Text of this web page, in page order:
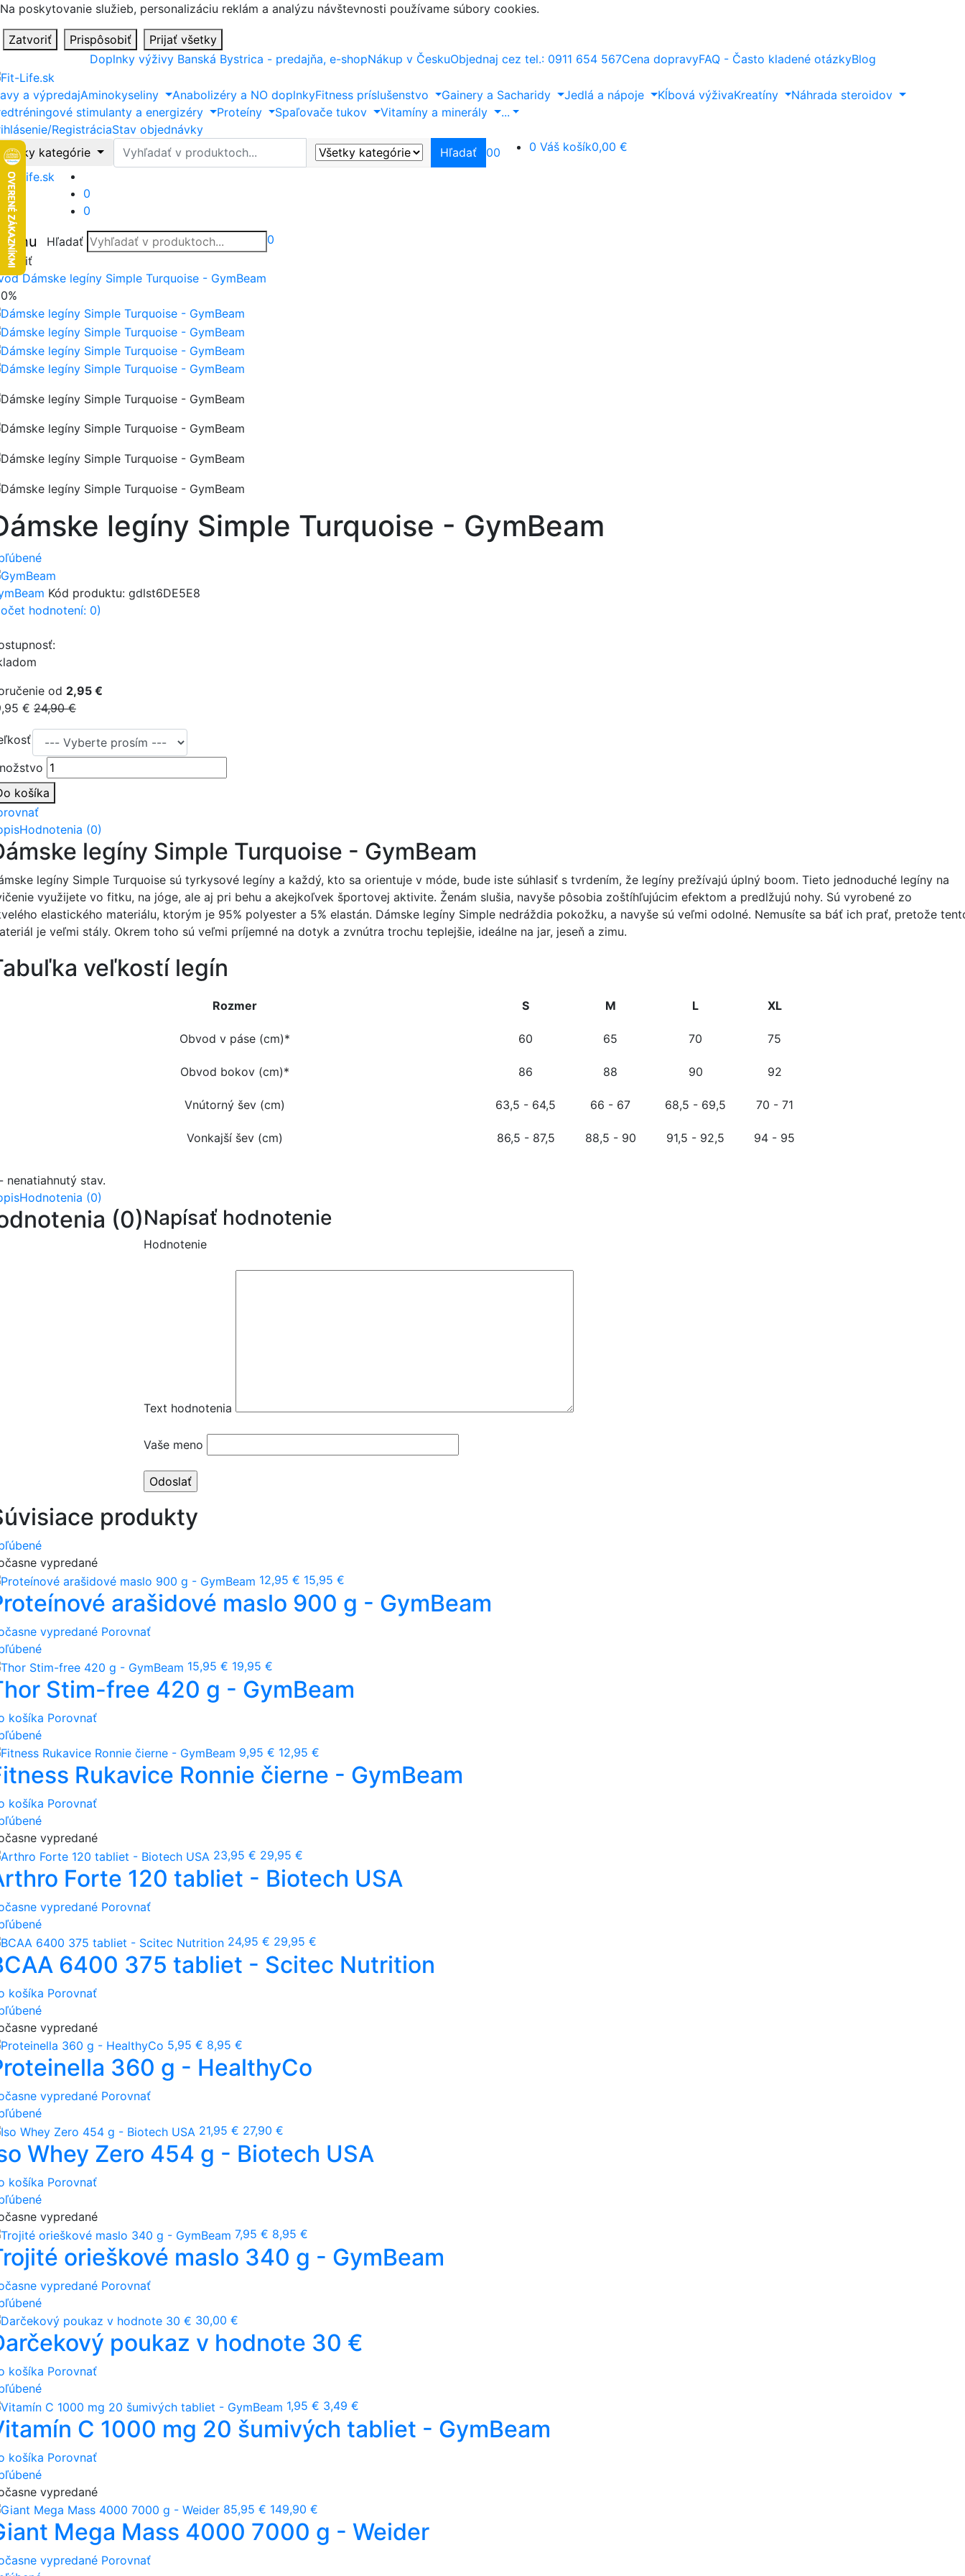
Na poskytovanie služieb, personalizáciu reklám a analýzu návštevnosti používame súbory cookies.
Zatvoriť Prispôsobiť
Prijať všetky
Doplnky výživy Banská Bystrica - predajňa, e-shopNákup v ČeskuObjednaj cez tel.: 0911 654 567Cena dopravyFAQ - Často kladené otázkyBlog
a výpredajAminokyseliny Anabolizéry a NO doplnkyFitness príslušenstvo Gainery a Sacharidy Jedlá a nápoje Kĺbová výživaKreatíny
Náhrada steroidov
stimulanty a energizéry
Proteíny Spaľovače tukov Vitamíny a minerály
...
RegistráciaStav objednávky
kategórie
Hľadať Hľadať 00 0 Váš košík0,00 €
0
0
Hľadať 0
Dámske legíny Simple Turquoise - GymBeam
legíny Simple Turquoise - GymBeam
Kód produktu: gdlst6DE5E8
hodnotení: 0)
od 2,95 €
€ 24,90 €
košíka
Hodnotenia (0)
legíny Simple Turquoise - GymBeam
legíny Simple Turquoise sú tyrkysové legíny a každý, kto sa orientuje v móde, bude iste súhlasiť s tvrdením, že legíny prežívajú úplný boom. Tieto jednoduché legíny na
využijete vo fitku, na jóge, ale aj pri behu a akejkoľvek športovej aktivite. Ženám slušia, navyše pôsobia zoštíhľujúcim efektom a predlžujú nohy. Sú vyrobené zo
elastického materiálu, ktorým je 95% polyester a 5% elastán. Dámske legíny Simple nedráždia pokožku, a navyše sú veľmi odolné. Nemusíte sa báť ich prať, pretože
je veľmi stály. Okrem toho sú veľmi príjemné na dotyk a zvnútra trochu teplejšie, ideálne na jar, jeseň a zimu.
veľkostí legín
Rozmer S M L XL
Obvod v páse (cm)* 60 65 70 75
Obvod bokov (cm)* 86 88 90 92
Vnútorný šev (cm) 63,5 - 64,5 66 - 67 68,5 - 69,5 70 - 71
Vonkajší šev (cm) 86,5 - 87,5 88,5 - 90 91,5 - 92,5 94 - 95
nenatiahnutý stav.
Hodnotenia (0)
(0)Napísať hodnotenie
Hodnotenie
Text hodnotenia
Vaše meno
produkty
vypredané
12,95 € 15,95 €
arašidové maslo 900 g - GymBeam
vypredané Porovnať
15,95 € 19,95 €
Stim-free 420 g - GymBeam
košíka Porovnať
9,95 € 12,95 €
Rukavice Ronnie čierne - GymBeam
košíka Porovnať
vypredané
23,95 € 29,95 €
Forte 120 tabliet - Biotech USA
vypredané Porovnať
24,95 € 29,95 €
6400 375 tabliet - Scitec Nutrition
košíka Porovnať
vypredané
5,95 € 8,95 €
360 g - HealthyCo
vypredané Porovnať
21,95 € 27,90 €
Whey Zero 454 g - Biotech USA
košíka Porovnať
vypredané
7,95 € 8,95 €
orieškové maslo 340 g - GymBeam
vypredané Porovnať
30,00 €
poukaz v hodnote 30 €
košíka Porovnať
1,95 € 3,49 €
C 1000 mg 20 šumivých tabliet - GymBeam
košíka Porovnať
vypredané
85,95 € 149,90 €
Mega Mass 4000 7000 g - Weider
vypredané Porovnať